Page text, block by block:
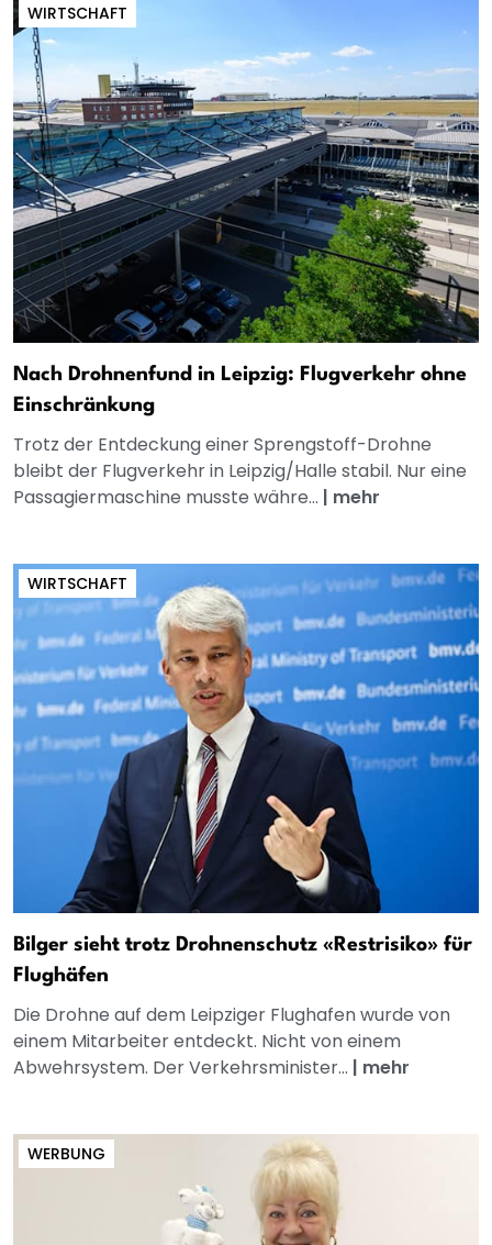
WIRTSCHAFT
Nach Drohnenfund in Leipzig: Flugverkehr ohne
Einschränkung
Trotz der Entdeckung einer Sprengstoff-Drohne
bleibt der Flugverkehr in Leipzig/Halle stabil. Nur eine
Passagiermaschine musste währe... | mehr
WIRTSCHAFT
Bilger sieht trotz Drohnenschutz «Restrisiko» für
Flughäfen
Die Drohne auf dem Leipziger Flughafen wurde von
einem Mitarbeiter entdeckt. Nicht von einem
Abwehrsystem. Der Verkehrsminister... | mehr
WERBUNG